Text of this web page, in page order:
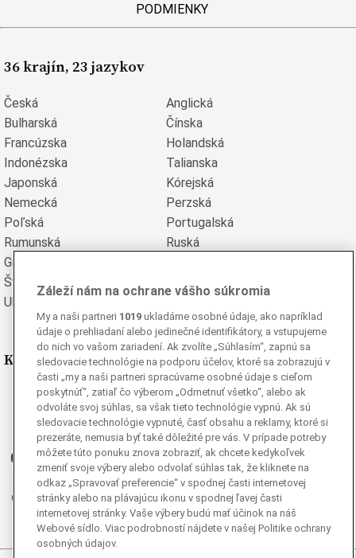
PODMIENKY
36 krajín, 23 jazykov
Česká
Anglická
Bulharská
Čínska
Francúzska
Holandská
Indonézska
Talianska
Japonská
Kórejská
Nemecká
Perzská
Poľská
Portugalská
Rumunská
Ruská
Grécka
Švédska
Turecká
Ukrajinská
Kde nás nájdete
Facebook
Instagram
Ganjing
Youtube
Twitter
Telegram
RSS
Záleží nám na ochrane vášho súkromia
My a naši partneri 1019 ukladáme osobné údaje, ako napríklad
údaje o prehliadaní alebo jedinečné identifikátory, a vstupujeme
do nich vo vašom zariadení. Ak zvolíte „Súhlasím“, zapnú sa
sledovacie technológie na podporu účelov, ktoré sa zobrazujú v
časti „my a naši partneri spracúvame osobné údaje s cieľom
poskytnúť“, zatiaľ čo výberom „Odmetnuť všetko“, alebo ak
odvoláte svoj súhlas, sa však tieto technológie vypnú. Ak sú
sledovacie technológie vypnuté, časť obsahu a reklamy, ktoré si
prezeráte, nemusia byť také dôležité pre vás. V prípade potreby
môžete túto ponuku znova zobraziť, ak chcete kedykoľvek
zmeniť svoje výbery alebo odvolať súhlas tak, že kliknete na
odkaz „Spravovať preferencie“ v spodnej časti internetovej
stránky alebo na plávajúcu ikonu v spodnej ľavej časti
internetovej stránky. Vaše výbery budú mať účinok na náš
Webové sídlo. Viac podrobností nájdete v našej Politike ochrany
osobných údajov.